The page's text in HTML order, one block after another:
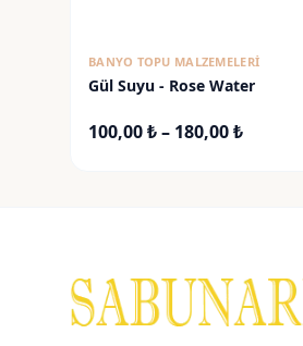
BANYO TOPU MALZEMELERI
Gül Suyu - Rose Water
100,00₺– 180,00₺Fiyat